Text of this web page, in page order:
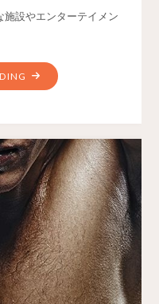
設やエンターテイメン